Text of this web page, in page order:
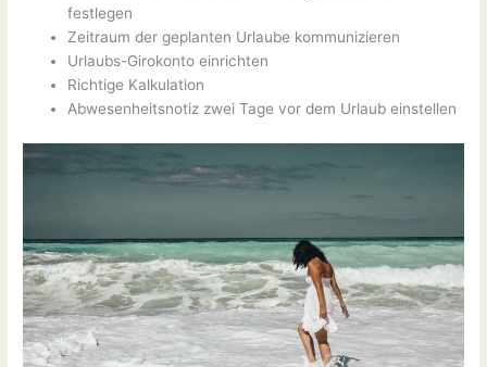
festlegen
Zeitraum der geplanten Urlaube kommunizieren
Urlaubs-Girokonto einrichten
Richtige Kalkulation
Abwesenheitsnotiz zwei Tage vor dem Urlaub einstellen